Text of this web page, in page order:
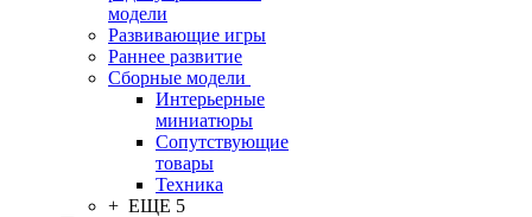
модели
Развивающие игры
Раннее развитие
Сборные модели
Интерьерные
миниатюры
Сопутствующие
товары
Техника
+ ЕЩЕ 5